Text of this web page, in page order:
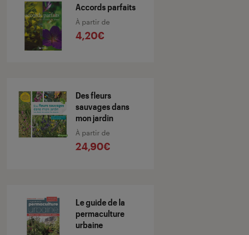
Accords parfaits
À partir de
4,20€
Des fleurs
sauvages dans
mon jardin
À partir de
24,90€
Le guide de la
permaculture
urbaine